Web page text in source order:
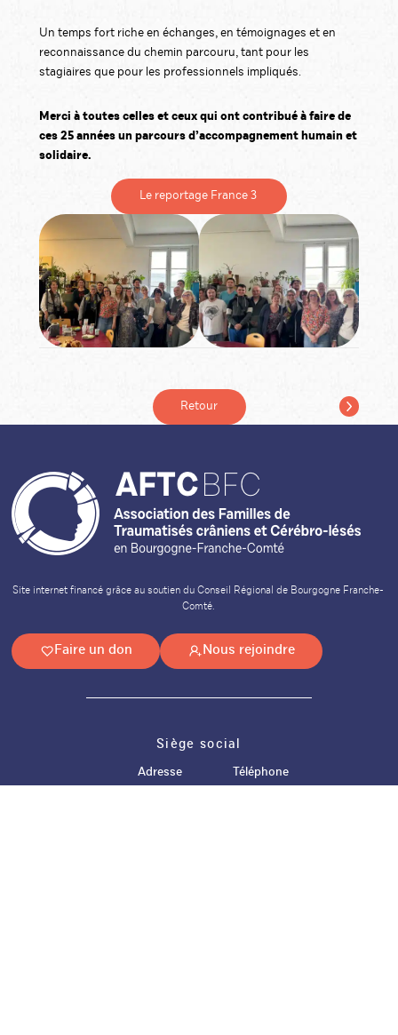
Un temps fort riche en échanges, en témoignages et en
reconnaissance du chemin parcouru, tant pour les
stagiaires que pour les professionnels impliqués.
Merci à toutes celles et ceux qui ont contribué à faire de
ces 25 années un parcours d’accompagnement humain et
solidaire.
Le reportage France 3
Retour
Site internet financé grâce au soutien du Conseil Régional de Bourgogne Franche-
Comté.
Faire un don Nous rejoindre
Siège social
Adresse
AFTC BFC
Téléphone